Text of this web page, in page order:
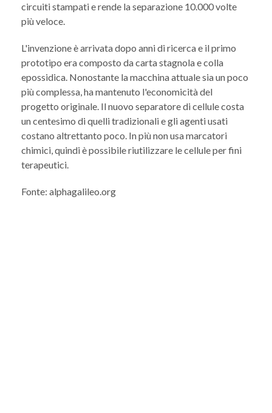
circuiti stampati e rende la separazione 10.000 volte
più veloce.
L'invenzione è arrivata dopo anni di ricerca e il primo
prototipo era composto da carta stagnola e colla
epossidica. Nonostante la macchina attuale sia un poco
più complessa, ha mantenuto l'economicità del
progetto originale. Il nuovo separatore di cellule costa
un centesimo di quelli tradizionali e gli agenti usati
costano altrettanto poco. In più non usa marcatori
chimici, quindi è possibile riutilizzare le cellule per fini
terapeutici.
Fonte: alphagalileo.org